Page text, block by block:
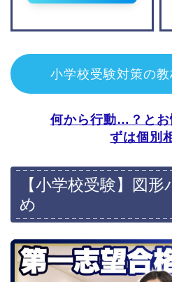
小学校受験対策の
何から行動…？とお
ずは個別
【小学校受験】図
め
立川国際附属小学校
東京農業大学稲花小学校
白百合学園小学校
光華小学校
京都聖母学院小学校
京都文教小学校
一燈園小学校
同志社小学校